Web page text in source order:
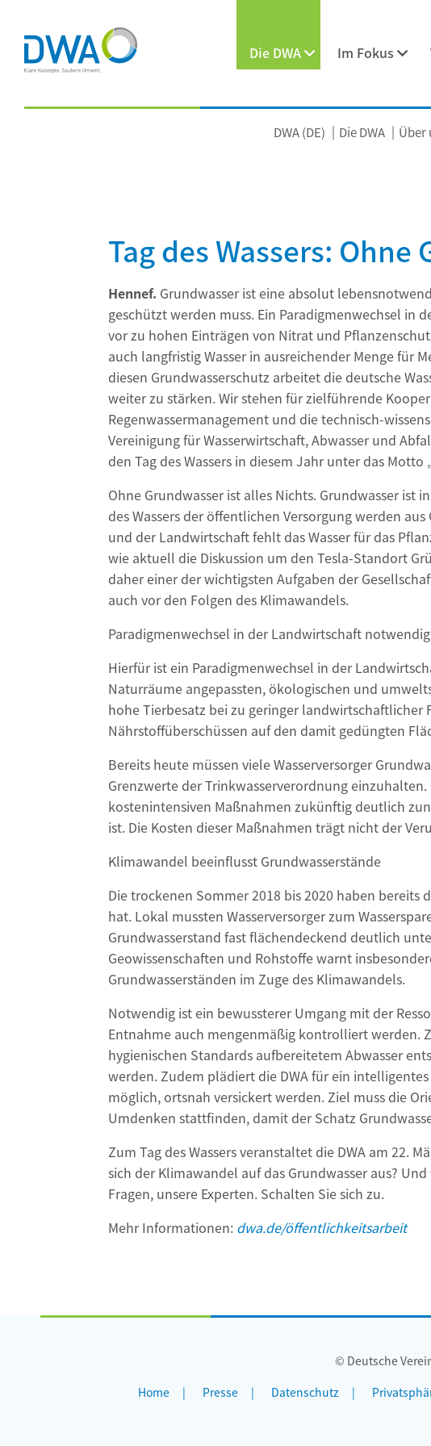
Die DWA Im Fokus
DWA (DE) Die DWA Über
Tag des Wassers:
Hennef. Grundwasser ist eine absolut
geschützt werden muss. Ein Paradigmenwechsel in
vor zu hohen Einträgen von Nitrat und
auch langfristig Wasser in ausreichender Menge für
diesen Grundwasserschutz arbeitet die deutsche
weiter zu stärken. Wir stehen für zielführende
Regenwassermanagement und die technisch-
Vereinigung für Wasserwirtschaft, Abwasser und
den Tag des Wassers in diesem Jahr unter das
Ohne Grundwasser ist alles Nichts. Grundwasser ist
des Wassers der öffentlichen Versorgung werden
und der Landwirtschaft fehlt das Wasser für das
wie aktuell die Diskussion um den Tesla-Standort
daher einer der wichtigsten Aufgaben der
auch vor den Folgen des Klimawandels.
Paradigmenwechsel in der Landwirtschaft notwendig
Hierfür ist ein Paradigmenwechsel in der
Naturräume angepassten, ökologischen und
hohe Tierbesatz bei zu geringer
Nährstoffüberschüssen auf den damit gedüngten
Bereits heute müssen viele Wasserversorger
Grenzwerte der Trinkwasserverordnung
kostenintensiven Maßnahmen zukünftig deutlich
ist. Die Kosten dieser Maßnahmen trägt nicht der
Klimawandel beeinflusst Grundwasserstände
Die trockenen Sommer 2018 bis 2020 haben
hat. Lokal mussten Wasserversorger zum
Grundwasserstand fast flächendeckend deutlich
Geowissenschaften und Rohstoffe warnt
Grundwasserständen im Zuge des Klimawandels.
Notwendig ist ein bewussterer Umgang mit der
Entnahme auch mengenmäßig kontrolliert werden.
hygienischen Standards aufbereitetem Abwasser
werden. Zudem plädiert die DWA für ein
möglich, ortsnah versickert werden. Ziel muss die
Umdenken stattfinden, damit der Schatz
Zum Tag des Wassers veranstaltet die DWA am 22.
sich der Klimawandel auf das Grundwasser aus?
Fragen, unsere Experten. Schalten Sie sich zu.
Mehr Informationen: dwa.de/öffentlichkeitsarbeit
© Deutsche
Home
Presse Datenschutz